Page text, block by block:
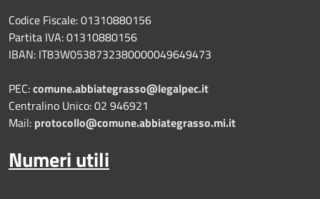
Codice Fiscale: 01310880156
Partita IVA: 01310880156
IBAN: IT83W0538732380000049649473
PEC:comune.abbiategrasso@legalpec.it
Centralino Unico: 02 946921
Mail: protocollo@comune.abbiategrasso.mi.it
Numeri utili